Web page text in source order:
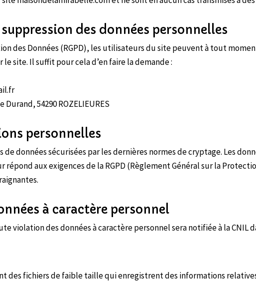
des données personnelles
des Données (RGPD), les utilisateurs du site peuvent à tout
site. Il suffit pour cela d’en faire la demande :
54290 ROZELIEURES
personnelles
données sécurisées par les dernières normes de cryptage. Les
répond aux exigences de la RGPD (Règlement Général sur la
à caractère personnel
violation des données à caractère personnel sera notifiée à la CNIL
des fichiers de faible taille qui enregistrent des informations